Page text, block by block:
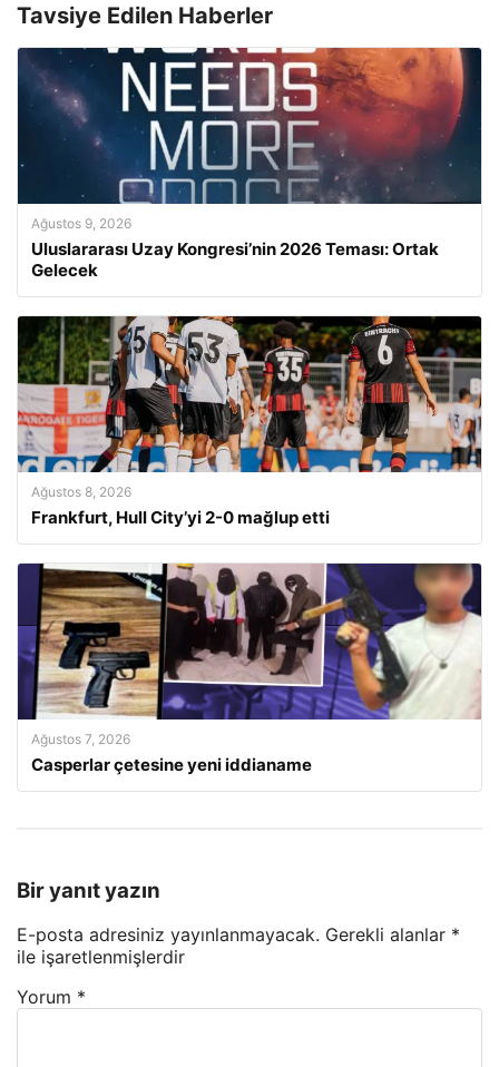
Tavsiye Edilen Haberler
Ağustos 9, 2026
Uluslararası Uzay Kongresi’nin 2026 Teması: Ortak
Gelecek
Ağustos 8, 2026
Frankfurt, Hull City’yi 2-0 mağlup etti
Ağustos 7, 2026
Casperlar çetesine yeni iddianame
Bir yanıt yazın
E-posta adresiniz yayınlanmayacak. Gerekli alanlar *
ile işaretlenmişlerdir
Yorum *